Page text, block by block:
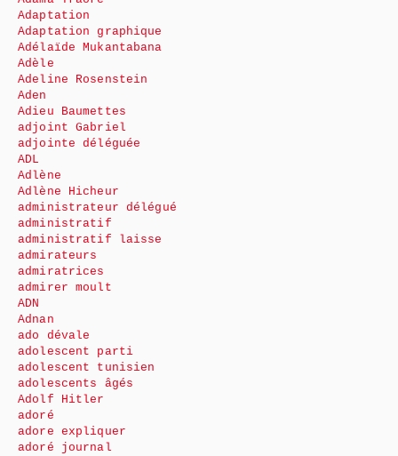
Adaptation
Adaptation graphique
Adélaïde Mukantabana
Adèle
Adeline Rosenstein
Aden
Adieu Baumettes
adjoint Gabriel
adjointe déléguée
ADL
Adlène
Adlène Hicheur
administrateur délégué
administratif
administratif laisse
admirateurs
admiratrices
admirer moult
ADN
Adnan
ado dévale
adolescent parti
adolescent tunisien
adolescents âgés
Adolf Hitler
adoré
adore expliquer
adoré journal